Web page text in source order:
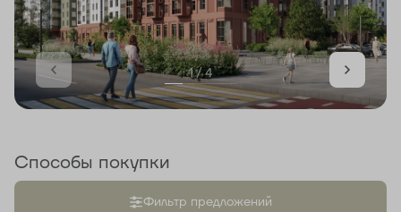
1 / 4
Способы покупки
Фильтр предложений